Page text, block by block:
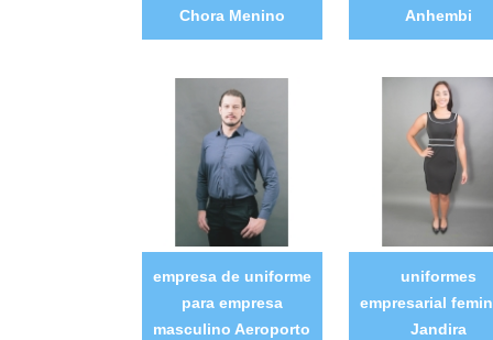
Chora Menino
Anhembi
empresa de uniforme
para empresa
masculino Aeroporto
uniformes
empresarial
Jandira